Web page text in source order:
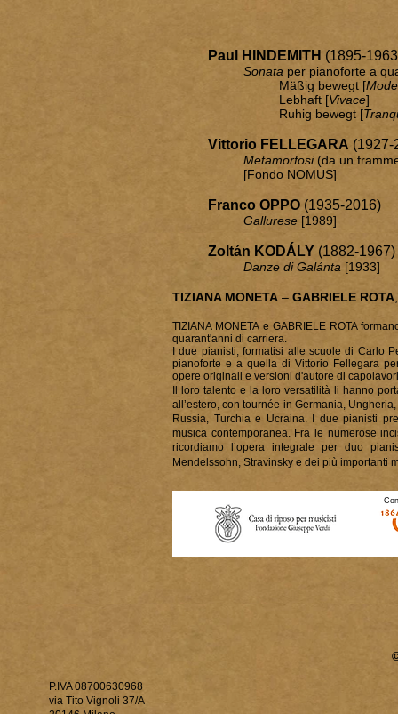
Paul HINDEMITH (1895-
Sonata per pianoforte a
Mäßig bewegt [
Lebhaft [Vivace]
Ruhig bewegt [
Vittorio FELLEGARA (1927-
Metamorfosi(da un
[Fondo NOMUS]
Franco OPPO (1935-2016)
Gallurese [1989]
Zoltán KODÁLY (1882-
Danze di Galánta [1933]
TIZIANA MONETA – GABRIELE ROTA
TIZIANA MONETA e GABRIELE ROTA
quarant'anni di carriera.
I due pianisti, formatisi alle scuole di Carlo
pianoforte e a quella di Vittorio Fellegara
opere originali e versioni d'autore di
Il loro talento e la loro versatilità li hanno
all’estero, con tournée in Germania,
Russia, Turchia e Ucraina. I due pianisti
musica contemporanea. Fra le numerose
ricordiamo l’opera integrale per duo
Mendelssohn, Stravinsky e dei più importanti
P.IVA 08700630968
via Tito Vignoli 37/A